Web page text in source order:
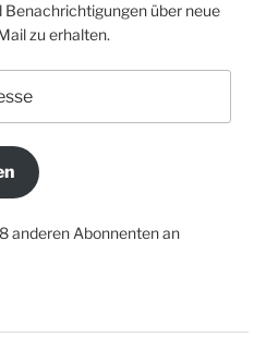
Benachrichtigungen über neue
zu erhalten.
anderen Abonnenten an